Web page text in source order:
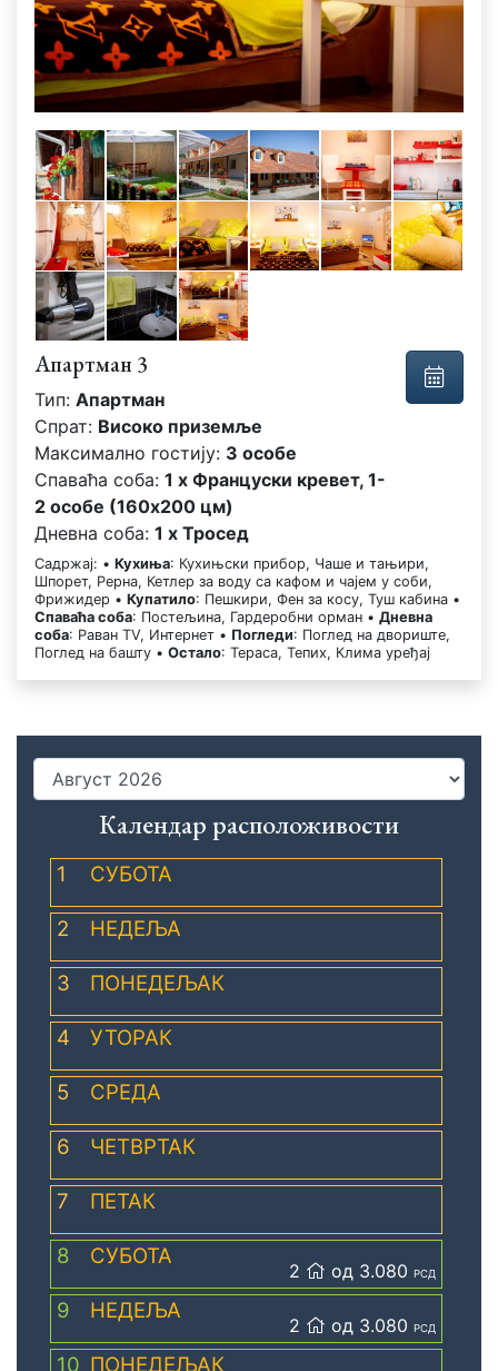
Апартман 3
Тип: Апартман
Спрат: Високо приземље
Максимално гостију: 3 особе
Спаваћа соба: 1 x Француски кревет, 1-
2 особе (160x200 цм)
Дневна соба: 1 x Тросед
Садржај: • Кухиња: Кухињски прибор, Чаше и тањири,
Шпорет, Рерна, Кетлер за воду са кафом и чајем у соби,
Фрижидер • Купатило: Пешкири, Фен за косу, Туш кабина •
Спаваћа соба: Постељина, Гардеробни орман • Дневна
соба: Раван TV, Интернет • Погледи: Поглед на двориште,
Поглед на башту • Остало: Тераса, Тепих, Клима уређај
Календар расположивости
1 СУБОТА
2 НЕДЕЉА
3 ПОНЕДЕЉАК
4 УТОРАК
5 СРЕДА
6 ЧЕТВРТАК
7 ПЕТАК
8 СУБОТА
2 од 3.080 РСД
9 НЕДЕЉА
2 од 3.080 РСД
10 ПОНЕДЕЉАК